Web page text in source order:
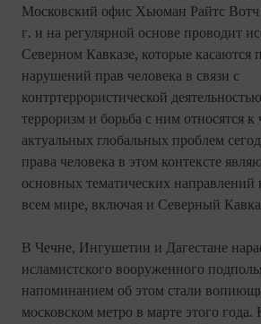
Московский офис Хьюман Райтс Вотч
г. и на регулярной основе проводит
Северном Кавказе, которые касаются
нарушений прав человека в связи с
контртеррористической
терроризм и борьба с ним относятся
актуальных глобальных проблем
права человека в этом контексте
основных тематических
всем мире, включая и Северный
В Чечне, Ингушетии и Дагестане
исламистского вооруженного
напоминанием об этом стали
московском метро в марте этого года.